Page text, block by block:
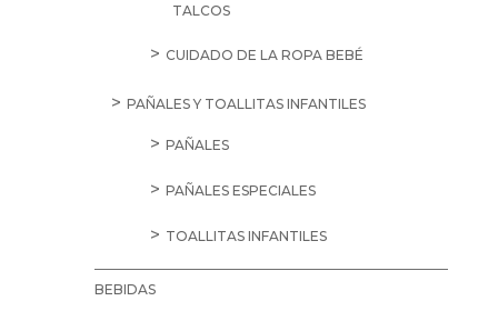
TALCOS
CUIDADO DE LA ROPA BEBÉ
PAÑALES Y TOALLITAS INFANTILES
PAÑALES
PAÑALES ESPECIALES
TOALLITAS INFANTILES
BEBIDAS